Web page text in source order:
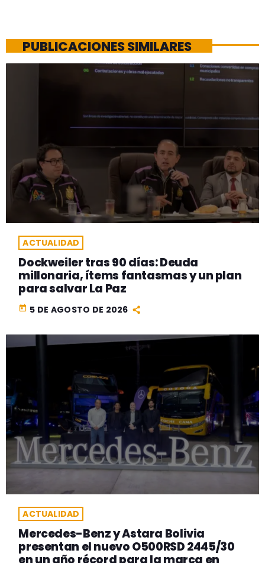
PUBLICACIONES SIMILARES
ACTUALIDAD
Dockweiler tras 90 días: Deuda
millonaria, ítems fantasmas y un plan
para salvar La Paz
today 5 DE AGOSTO DE 2026
ACTUALIDAD
Mercedes-Benz y Astara Bolivia
presentan el nuevo O500RSD 2445/30